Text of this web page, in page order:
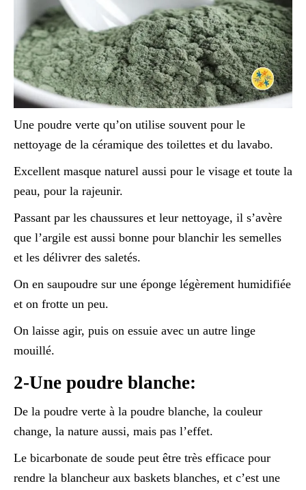
Une poudre verte qu’on utilise souvent pour le
nettoyage de la céramique des toilettes et du lavabo.
Excellent masque naturel aussi pour le visage et toute la
peau, pour la rajeunir.
Passant par les chaussures et leur nettoyage, il s’avère
que l’argile est aussi bonne pour blanchir les semelles
et les délivrer des saletés.
On en saupoudre sur une éponge légèrement humidifiée
et on frotte un peu.
On laisse agir, puis on essuie avec un autre linge
mouillé.
2-Une poudre blanche:
De la poudre verte à la poudre blanche, la couleur
change, la nature aussi, mais pas l’effet.
Le bicarbonate de soude peut être très efficace pour
rendre la blancheur aux baskets blanches, et c’est une